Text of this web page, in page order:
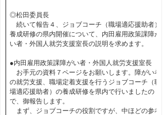
◎松田委員長
続いて報告４、ジョブコーチ（職場適応援助者）
養成研修の県内開催について、内田雇用政策課障が
い者・外国人就労支援室長の説明を求めます。
●内田雇用政策課障がい者・外国人就労支援室長
お手元の資料７ページをお願いします。障がい者
の就労支援、職場定着支援を行うジョブコーチ（職
場適応援助者）の養成研修を県内で行いましたの
で、御報告します。
まず、ジョブコーチの役割ですが、中ほどの参考